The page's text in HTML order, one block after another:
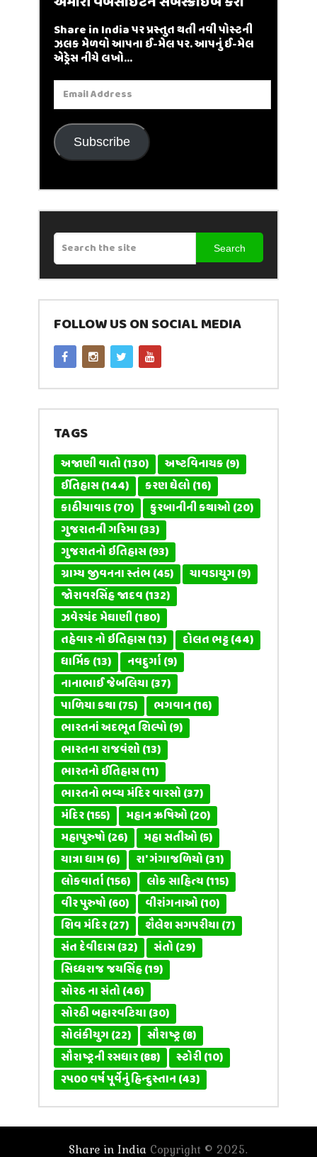
Share in India પર પ્રસ્તુત થતી નવી પોસ્ટની
ઝલક મેળવો આપના ઈ-મેલ પર. આપનું ઈ-મેલ
એડ્રેસ નીચે લખો...
Email
Address
Subscribe
Search
FOLLOW US ON SOCIAL MEDIA
TAGS
અજાણી વાતો(130) અષ્ટવિનાયક(9)
ઈતિહાસ(144) કરણ ઘેલો(16)
કાઠીયાવાડ(70) કુરબાનીની કથાઓ(20)
ગુજરાતની ગરિમા(33)
ગુજરાતનો ઇતિહાસ(93)
ગ્રામ્ય જીવનના સ્તંભ(45) ચાવડાયુગ(9)
જોરાવરસિંહ જાદવ(132)
ઝવેરચંદ મેઘાણી(180)
તહેવાર નો ઇતિહાસ(13) દોલત ભટ્ટ(44)
ધાર્મિક(13) નવદુર્ગા(9)
નાનાભાઈ જેબલિયા(37)
પાળિયા કથા(75) ભગવાન(16)
ભારતનાં અદભૂત શિલ્પો(9)
ભારતના રાજવંશો(13)
ભારતનો ઈતિહાસ(11)
ભારતનો ભવ્ય મંદિર વારસો(37)
મંદિર(155) મહાન ઋષિઓ(20)
મહાપુરુષો(26) મહા સતીઓ(5)
યાત્રા ધામ(6) રા' ગંગાજળિયો(31)
લોકવાર્તા(156) લોક સાહિત્ય(115)
વીર પુરુષો(60) વીરાંગનાઓ(10)
શિવ મંદિર(27) શૈલેશ સગપરીયા(7)
સંત દેવીદાસ(32) સંતો(29)
સિધ્ધરાજ જયસિંહ(19)
સોરઠ ના સંતો(46)
સોરઠી બહારવટિયા(30)
સોલંકીયુગ(22) સૌરાષ્ટ્ર(8)
સૌરાષ્ટ્રની રસધાર(88) સ્ટોરી(10)
૨૫૦૦ વર્ષ પૂર્વેનું હિન્દુસ્તાન(43)
Share in India Copyright © 2025.